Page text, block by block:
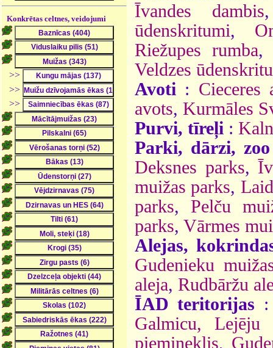
Konkrētas celtnes, veidojumi
>>
>>
>>
Īvandes dambis
ūdenskritumi,
Riežupes rumba,
Veldzes
Avoti : Cieceres
avots, Kurmāles
Purvi, tīreļi :
Parki, dārzi, zoo
Deksnes parks,
muižas parks,
parks,Pelču
parks, Vārmes
Alejas,
Gudenieku
aleja, Rudbāržu
ĪAD teritorijas
Galmicu, Lejēju
piemineklis,